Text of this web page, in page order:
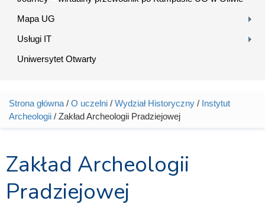
Mapa UG
Usługi IT
Uniwersytet Otwarty
Jesteś tutaj
Strona główna / O uczelni / Wydział Historyczny / Instytut
Archeologii / Zakład Archeologii Pradziejowej
Zakład Archeologii
Pradziejowej